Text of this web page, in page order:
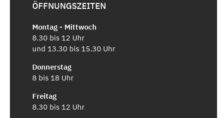
ÖFFNUNGSZEITEN
Montag - Mittwoch
8.30 bis 12 Uhr
und 13.30 bis 15.30 Uhr
Donnerstag
8 bis 18 Uhr
Freitag
8.30 bis 12 Uhr